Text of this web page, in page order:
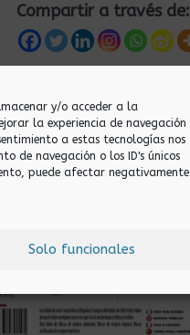
y/o acceder a la
la experiencia de navegación
a estas tecnologías nos
de navegación o los ID's únicos
puede afectar negativamente
Solo funcionales
Compartir a través de: